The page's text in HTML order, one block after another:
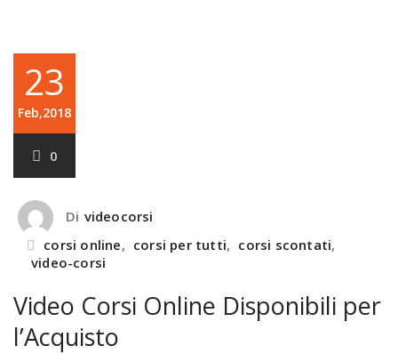
23
Feb,2018
0
Di videocorsi
corsi online, corsi per tutti, corsi scontati,
video-corsi
Video Corsi Online Disponibili per
l’Acquisto